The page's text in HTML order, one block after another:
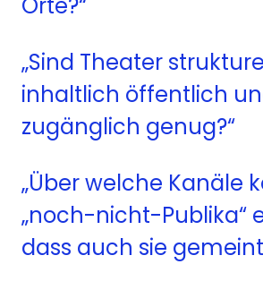
„Sind Theater
inhaltlich öffentlich
zugänglich genug?“
„Über welche Kanäle k
„noch-nicht-Publika“
dass auch sie